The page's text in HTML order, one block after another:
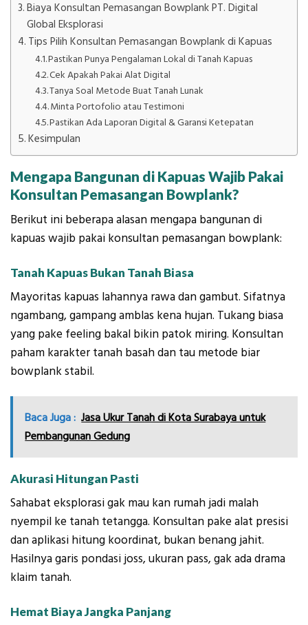
Biaya Konsultan Pemasangan Bowplank PT. Digital
Global Eksplorasi
Tips Pilih Konsultan Pemasangan Bowplank di Kapuas
Pastikan Punya Pengalaman Lokal di Tanah Kapuas
Cek Apakah Pakai Alat Digital
Tanya Soal Metode Buat Tanah Lunak
Minta Portofolio atau Testimoni
Pastikan Ada Laporan Digital & Garansi Ketepatan
Kesimpulan
Mengapa Bangunan di Kapuas Wajib Pakai
Konsultan Pemasangan Bowplank?
Berikut ini beberapa alasan mengapa bangunan di
kapuas wajib pakai konsultan pemasangan bowplank:
Tanah Kapuas Bukan Tanah Biasa
Mayoritas kapuas lahannya rawa dan gambut. Sifatnya
ngambang, gampang amblas kena hujan. Tukang biasa
yang pake feeling bakal bikin patok miring. Konsultan
paham karakter tanah basah dan tau metode biar
bowplank stabil.
Baca Juga : Jasa Ukur Tanah di Kota Surabaya untuk
Pembangunan Gedung
Akurasi Hitungan Pasti
Sahabat eksplorasi gak mau kan rumah jadi malah
nyempil ke tanah tetangga. Konsultan pake alat presisi
dan aplikasi hitung koordinat, bukan benang jahit.
Hasilnya garis pondasi joss, ukuran pass, gak ada drama
klaim tanah.
Hemat Biaya Jangka Panjang